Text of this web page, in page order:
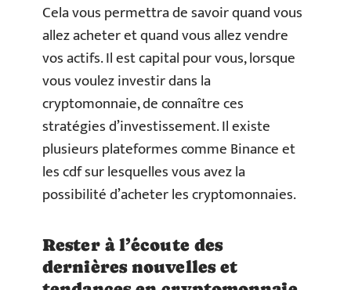
Cela vous permettra de savoir quand vous
allez acheter et quand vous allez vendre
vos actifs. Il est capital pour vous, lorsque
vous voulez investir dans la
cryptomonnaie, de connaître ces
stratégies d’investissement. Il existe
plusieurs plateformes comme Binance et
les cdf sur lesquelles vous avez la
possibilité d’acheter les cryptomonnaies.
Rester à l’écoute des
dernières nouvelles et